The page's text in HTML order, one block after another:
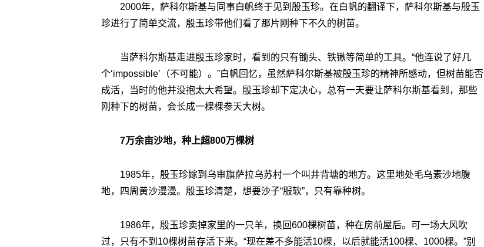
2000年，萨科尔斯基与同事白帆终于见到殷玉珍。在白帆的翻译下，萨科尔斯基与殷玉
珍进行了简单交流，殷玉珍带他们看了那片刚种下不久的树苗。
当萨科尔斯基走进殷玉珍家时，看到的只有锄头、铁锹等简单的工具。“他连说了好几
个‘impossible’（不可能）。”白帆回忆，虽然萨科尔斯基被殷玉珍的精神所感动，但树苗能否
成活，当时的他并没抱太大希望。殷玉珍却下定决心，总有一天要让萨科尔斯基看到，那些
刚种下的树苗，会长成一棵棵参天大树。
7万余亩沙地，种上超800万棵树
1985年，殷玉珍嫁到乌审旗萨拉乌苏村一个叫井背塘的地方。这里地处毛乌素沙地腹
地，四周黄沙漫漫。殷玉珍清楚，想要沙子“服软”，只有靠种树。
1986年，殷玉珍卖掉家里的一只羊，换回600棵树苗，种在房前屋后。可一场大风吹
过，只有不到10棵树苗存活下来。“现在差不多能活10棵，以后就能活100棵、1000棵。”别